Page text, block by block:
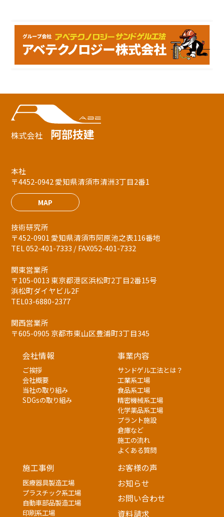
株式会社 阿部技建
本社
〒4452-0942 愛知県清須市清洲3丁目2番1
MAP
技術研究所
〒452-0901 愛知県清須市阿原池之表116番地
TEL 052-401-7333 / FAX052-401-7332
関東営業所
〒105-0013 東京都港区浜松町2丁目2番15号
浜松町ダイヤビル2F
TEL03-6880-2377
関西営業所
〒605-0905 京都市東山区豊浦町3丁目345
会社情報
ご挨拶
会社概要
当社の取り組み
SDGsの取り組み
事業内容
サンドゲル工法とは？
工業系工場
食品系工場
精密機械系工場
化学薬品系工場
プラント施設
倉庫など
施工の流れ
よくある質問
施工事例
医療器具製造工場
プラスチック系工場
自動車部品製造工場
印刷系工場
お客様の声
お知らせ
お問い合わせ
資料請求